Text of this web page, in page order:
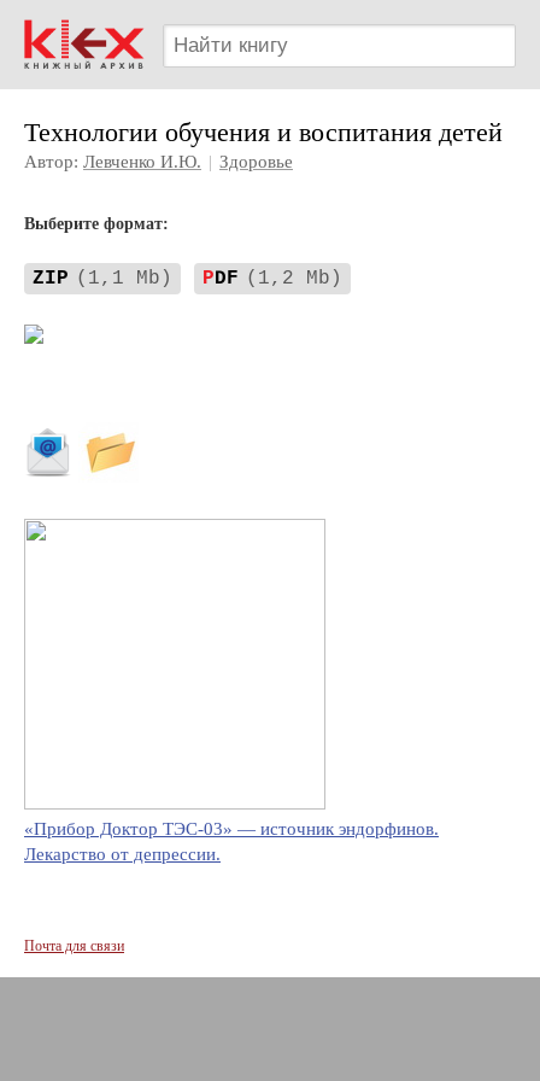
Технологии обучения и воспитания детей
Автор: Левченко И.Ю. | Здоровье
Выберите формат:
ZIP (1,1 Mb) PDF (1,2 Mb)
«Прибор Доктор ТЭС-03» — источник эндорфинов.
Лекарство от депрессии.
Почта для связи